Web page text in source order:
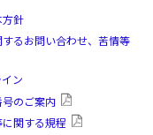
針
るお問い合わせ、苦情等
ン
のご案内
関する規程